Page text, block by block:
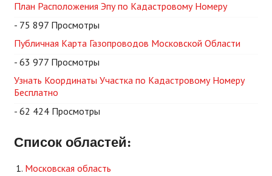
План Расположения Эпу по Кадастровому Номеру
- 75 897 Просмотры
Публичная Карта Газопроводов Московской Области
- 63 977 Просмотры
Узнать Координаты Участка по Кадастровому Номеру
Бесплатно
- 62 424 Просмотры
Список областей:
Московская область